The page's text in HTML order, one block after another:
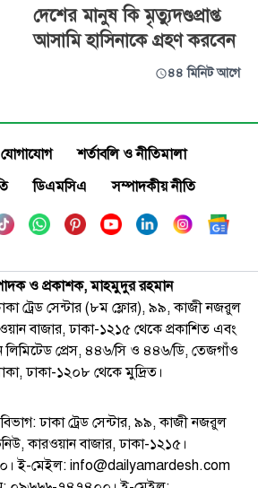
দেশের মানুষ কি মৃত্যুদণ্ডপ্রাপ্ত
আসামি হাসিনাকে গ্রহণ করবেন
৪৪ মিনিট আগে
যোগাযোগ
শর্তাবলি ও নীতিমালা
ডিএমসিএ সম্পাদকীয় নীতি
ও প্রকাশক, মাহমুদুর রহমান
ট্রেড সেন্টার (৮ম ফ্লোর), ৯৯, কাজী নজরুল
বাজার, ঢাকা-১২১৫ থেকে প্রকাশিত এবং
প্রেস, ৪৪৬/সি ও ৪৪৬/ডি, তেজগাঁও
ঢাকা-১২০৮ থেকে মুদ্রিত।
ঢাকা ট্রেড সেন্টার, ৯৯, কাজী নজরুল
কারওয়ান বাজার, ঢাকা-১২১৫।
ই-মেইল: info@dailyamardesh.com